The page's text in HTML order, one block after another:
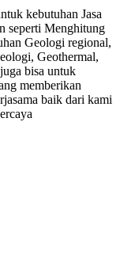
kebutuhan Jasa
seperti Menghitung
Geologi regional,
Geothermal,
bisa untuk
memberikan
baik dari kami